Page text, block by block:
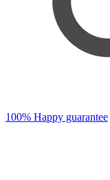
100% Happy guarantee